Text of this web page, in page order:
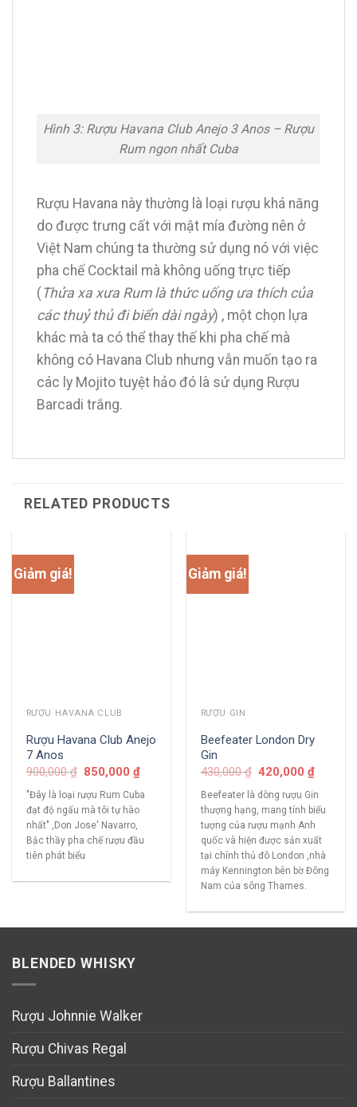
Hình 3: Rượu Havana Club Anejo 3 Anos – Rượu
Rum ngon nhất Cuba
Rượu Havana này thường là loại rượu khá năng
do được trưng cất với mật mía đường nên ở
Việt Nam chúng ta thường sử dụng nó với việc
pha chế Cocktail mà không uống trực tiếp
(Thửa xa xưa Rum là thức uống ưa thích của
các thuỷ thủ đi biển dài ngày) , một chọn lựa
khác mà ta có thể thay thế khi pha chế mà
không có Havana Club nhưng vẫn muốn tạo ra
các ly Mojito tuyệt hảo đó là sử dụng Rượu
Barcadi trắng.
RELATED PRODUCTS
Giảm giá!
RƯỢU HAVANA CLUB
Rượu Havana Club Anejo
7 Anos
900,000₫ 850,000₫
"Đây là loại rượu Rum Cuba
đạt độ ngấu mà tôi tự hào
nhất" ,Don Jose' Navarro,
Bậc thầy pha chế rượu đầu
tiên phát biểu
Giảm giá!
RƯỢU GIN
Beefeater London Dry
Gin
430,000₫ 420,000₫
Beefeater là dòng rượu Gin
thượng hạng, mang tính biểu
tượng của rượu mạnh Anh
quốc và hiện được sản xuất
tại chính thủ đô London ,nhà
máy Kennington bên bờ Đông
Nam của sông Thames.
BLENDED WHISKY
Rượu Johnnie Walker
Rượu Chivas Regal
Rượu Ballantines